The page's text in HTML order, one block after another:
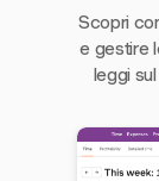
Scopri
e gestire
leggi